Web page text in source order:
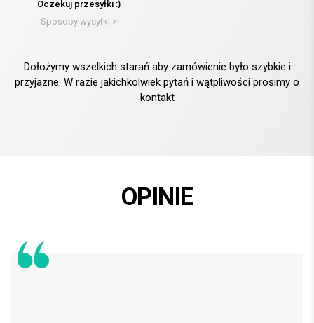
Oczekuj przesyłki :)
Sposoby wysyłki >
Dołożymy wszelkich starań aby zamówienie było szybkie i
przyjazne. W razie jakichkolwiek pytań i wątpliwości prosimy o
kontakt
OPINIE